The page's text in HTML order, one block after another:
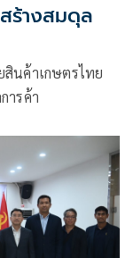
ร้างสมดุล
สินค้าเกษตรไทย
ารค้า